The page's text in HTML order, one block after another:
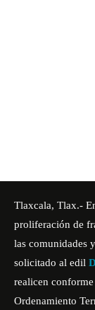
Tlaxcala, Tlax.-
proliferación de
las comunidades
solicitado al edil
realicen
Ordenamiento